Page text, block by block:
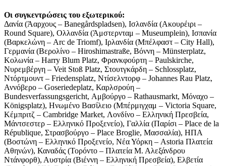
Οι συγκεντρώσεις του εξωτερικού:
Δανία (Άαρχους – Banegårdspladsen), Ισλανδία (Ακουρέιρι –
Round Square), Ολλανδία (Άμστερνταμ – Museumplein), Ισπανία
(Βαρκελώνη – Arc de Triomf), Ιρλανδία (Μπέλφαστ – City Hall),
Γερμανία (Βερολίνο – Hiroshimastraße, Βόννη – Münsterplatz,
Κολωνία – Harry Blum Platz, Φρανκφούρτη – Paulskirche,
Νυρεμβέργη – Veit Stoß Platz, Στουτγκάρδη – Schlossplatz,
Ντόρτμουντ – Friedensplatz, Ντίσελντορφ – Johannes Rau Platz,
Αννόβερο – Goseriedeplatz, Καρλσρούη –
Bundesverfassungsgericht, Αμβούργο – Rathausmarkt, Μόναχο –
Königsplatz), Ηνωμένο Βασίλειο (Μπέρμιγχαμ – Victoria Square,
Κέμπριτζ – Cambridge Market, Λονδίνο – Ελληνική Πρεσβεία,
Μάντσεστερ – Ελληνικό Προξενείο), Γαλλία (Παρίσι – Place de la
République, Στρασβούργο – Place Broglie, Μασσαλία), ΗΠΑ
(Βοστώνη – Ελληνικό Προξενείο, Νέα Υόρκη – Astoria Πλατεία
Αθηνών), Καναδάς (Τορόντο – Πλατεία Μ. Αλεξάνδρου
Ντάνφορθ), Αυστρία (Βιέννη – Ελληνική Πρεσβεία), Ελβετία